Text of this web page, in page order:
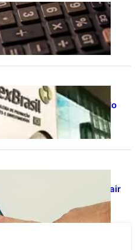
entidades empresariais,
regras da Reforma
planejamento e
debates sobre futuro do
2022, 259 municípios
Lula no 1º turno e em Jair